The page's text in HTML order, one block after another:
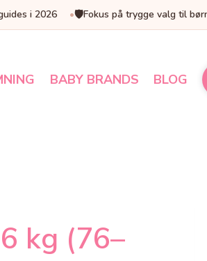
i 2026 🛡️Fokus på trygge valg til
BABY BRANDS BLOG
kg (76–